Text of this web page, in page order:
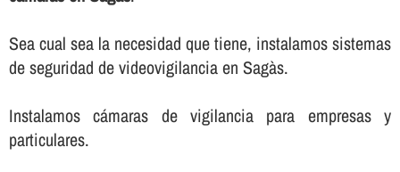
Sea cual sea la necesidad que tiene, instalamos sistemas
de seguridad de videovigilancia en Sagàs.
Instalamos cámaras de vigilancia para empresas y
particulares.